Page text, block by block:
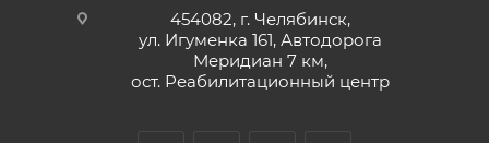
454082, г. Челябинск,
ул. Игуменка 161, Автодорога
Меридиан 7 км,
ост. Реабилитационный центр